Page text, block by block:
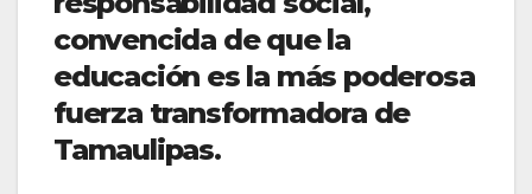
convencida de que la
educación es la más poderosa
fuerza transformadora de
Tamaulipas.